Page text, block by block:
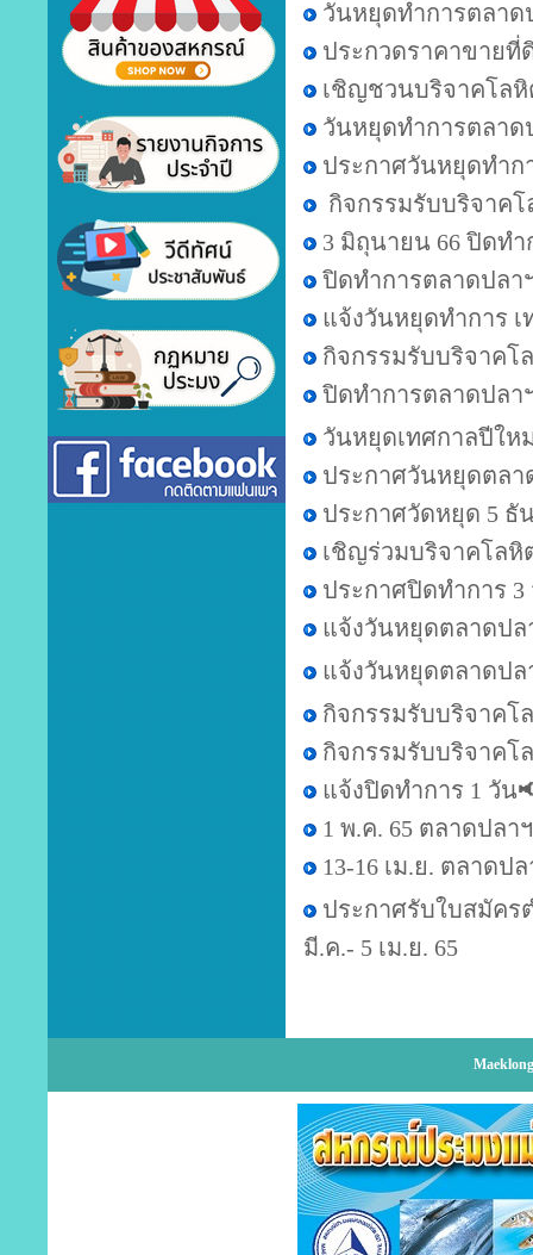
วันหยุดทำการตลาด
ประกวดราคาขาย
เชิญชวนบริจาคโลหิ
วันหยุดทำการตลาด
ประกาศวันหยุดทำก
กิจกรรมรับบริจาคโ
3 มิถุนายน 66 ปิดท
ปิดทำการตลาดปลา
แจ้งวันหยุดทำการ เ
กิจกรรมรับบริจาคโ
ปิดทำการตลาดปลา
วันหยุดเทศกาลปีให
ประกาศวันหยุดตลา
ประกาศวัดหยุด 5 ธั
เชิญร่วมบริจาคโลหิ
ประกาศปิดทำการ 3
แจ้งวันหยุดตลาดปล
แจ้งวันหยุดตลาดปล
กิจกรรมรับบริจาคโ
กิจกรรมรับบริจาคโ
แจ้งปิดทำการ 1 วัน
1 พ.ค. 65 ตลาดปลา
13-16 เม.ย. ตลาดป
ประกาศรับใบสมัคร
มี.ค.- 5 เม.ย. 65